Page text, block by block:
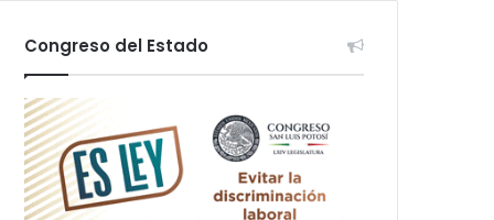
Congreso del Estado